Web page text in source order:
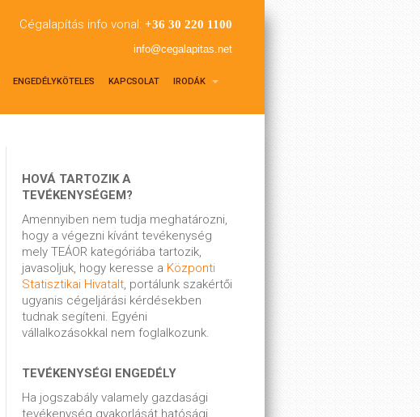
Cégalapítás info vonal: +36 30 220 1100
info@cegalapitas.net
ENGEDÉLYKÖTELES KAPCSOLAT IRODÁK
HOVÁ TARTOZIK A
TEVÉKENYSÉGEM?
Amennyiben nem tudja meghatározni,
hogy a végezni kívánt tevékenység
mely TEÁOR kategóriába tartozik,
javasoljuk, hogy keresse a Központi
Statisztikai Hivatalt, portálunk szakértői
ugyanis cégeljárási kérdésekben
tudnak segíteni. Egyéni
vállalkozásokkal nem foglalkozunk.
TEVÉKENYSÉGI ENGEDÉLY
Ha jogszabály valamely gazdasági
tevékenység gyakorlását hatósági